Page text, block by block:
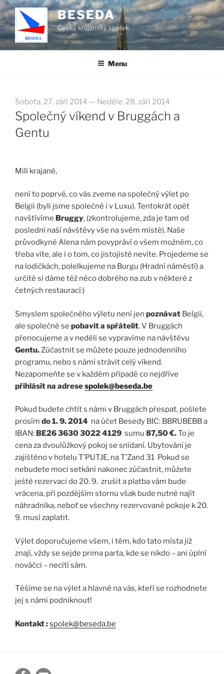
Přejít
k
obsahu
webu
BESEDA
Český krajanský spolek
Menu
Sobota, 27. září 2014 — Neděle, 28. září 2014
Společný víkend v Bruggách a
Gentu
Milí krajané,
není to poprvé, co vás zveme na společný výlet po
Belgii (byli jsme společně i v Luxu). Tentokrát opět
navštívíme Bruggy, (zkontrolujeme, zda je tam od
poslední naší návštěvy vše na svém místě). Naše
průvodkyně Alena nám povypráví o všem možném, co
třeba víte, ale i o tom, co jistojistě nevíte. Projedeme se
na lodičkách, polelkujeme na Burgu (Hradní náměstí) a
určitě si dáme též něco dobrého na zub v některé z
četných restaurací:)
Smyslem společného výletu není jen poznávat Belgii,
ale společně se pobavit a spřátelit. V Bruggách
přenocujeme a v neděli se vypravíme na návštěvu
Gentu.Zúčastnit se můžete pouze jednodenního
programu, nebo s námi strávit celý víkend.
Nezapomeňte se v každém případě co nejdříve
přihlásit na adresespolek@beseda.be
Pokud budete chtít s námi v Bruggách přespat, pošlete
prosím do 1. 9. 2014 na účet Besedy BIC: BBRUBEBB a
IBAN: BE26 3630 3022 4129 sumu 87,50 €.To je
cena za dvoulůžkový pokoj se snídaní. Ubytování je
zajištěno v hotelu T’PUTJE, na T’Zand 31 Pokud se
nebudete moci setkání nakonec zúčastnit, můžete
ještě rezervaci do 20. 9. zrušit a platba vám bude
vrácena, při pozdějším stornu však bude nutné najít
náhradníka, neboť se všechny rezervované pokoje k 20.
9. musí zaplatit.
Výlet doporučujeme všem, i těm, kdo tato místa již
znají, vždy se sejde prima parta, kde se nikdo – ani úplní
nováčci – necítí sám.
Těšíme se na výlet a hlavně na vás, kteří se rozhodnete
jej s námi podniknout!
Kontakt :spolek@beseda.be